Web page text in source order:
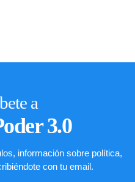
a
3.0
información sobre política,
con tu email.